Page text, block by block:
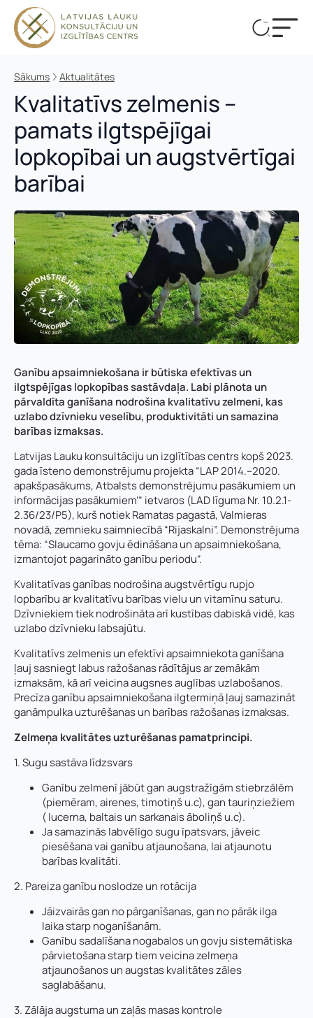
Sākums Aktualitātes
Kvalitatīvs zelmenis –
pamats ilgtspējīgai
lopkopībai un augstvērtīgai
barībai
Ganību apsaimniekošana ir būtiska efektīvas un
ilgtspējīgas lopkopības sastāvdaļa. Labi plānota un
pārvaldīta ganīšana nodrošina kvalitatīvu zelmeni, kas
uzlabo dzīvnieku veselību, produktivitāti un samazina
barības izmaksas.
Latvijas Lauku konsultāciju un izglītības centrs kopš 2023.
gada īsteno demonstrējumu projekta “LAP 2014.–2020.
apakšpasākums, Atbalsts demonstrējumu pasākumiem un
informācijas pasākumiem’” ietvaros (LAD līguma Nr. 10.2.1-
2.36/23/P5), kurš notiek Ramatas pagastā, Valmieras
novadā, zemnieku saimniecībā “Rijaskalni”. Demonstrējuma
tēma: “Slaucamo govju ēdināšana un apsaimniekošana,
izmantojot pagarināto ganību periodu”.
Kvalitatīvas ganības nodrošina augstvērtīgu rupjo
lopbarību ar kvalitatīvu barības vielu un vitamīnu saturu.
Dzīvniekiem tiek nodrošināta arī kustības dabiskā vidē, kas
uzlabo dzīvnieku labsajūtu.
Kvalitatīvs zelmenis un efektīvi apsaimniekota ganīšana
ļauj sasniegt labus ražošanas rādītājus ar zemākām
izmaksām, kā arī veicina augsnes auglības uzlabošanos.
Precīza ganību apsaimniekošana ilgtermiņā ļauj samazināt
ganāmpulka uzturēšanas un barības ražošanas izmaksas.
Zelmeņa kvalitātes uzturēšanas pamatprincipi.
1. Sugu sastāva līdzsvars
Ganību zelmenī jābūt gan augstražīgām stiebrzālēm
(piemēram, airenes, timotiņš u.c), gan tauriņziežiem
( lucerna, baltais un sarkanais āboliņš u.c).
Ja samazinās labvēlīgo sugu īpatsvars, jāveic
piesēšana vai ganību atjaunošana, lai atjaunotu
barības kvalitāti.
2. Pareiza ganību noslodze un rotācija
Jāizvairās gan no pārganīšanas, gan no pārāk ilga
laika starp noganīšanām.
Ganību sadalīšana nogabalos un govju sistemātiska
pārvietošana starp tiem veicina zelmeņa
atjaunošanos un augstas kvalitātes zāles
saglabāšanu.
3. Zālāja augstuma un zaļās masas kontrole